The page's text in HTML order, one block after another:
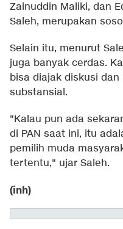
Zainuddin Maliki, dan
Saleh, merupakan
Selain itu, menurut
juga banyak cerdas.
bisa diajak diskusi
substansial.
"Kalau pun ada
di PAN saat ini, itu
pemilih muda
tertentu," ujar Saleh.
(inh)